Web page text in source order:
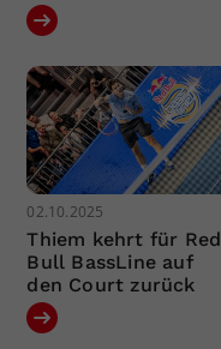
02.10.2025
Thiem kehrt für Red
Bull BassLine auf
den Court zurück